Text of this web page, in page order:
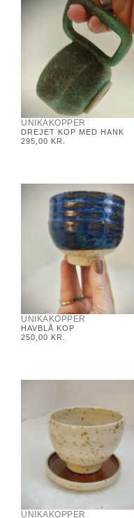
UNIKAKOPPER
DREJET KOP MED HANK
295,00 KR.
UNIKAKOPPER
HAVBLÅ KOP
250,00 KR.
UNIKAKOPPER